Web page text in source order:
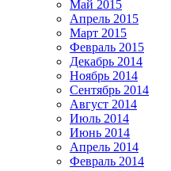
Май 2015
Апрель 2015
Март 2015
Февраль 2015
Декабрь 2014
Ноябрь 2014
Сентябрь 2014
Август 2014
Июль 2014
Июнь 2014
Апрель 2014
Февраль 2014